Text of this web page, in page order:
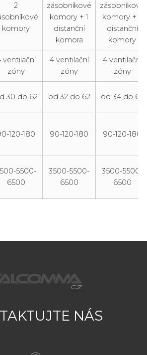
2
komory
zásobníkové
komory + 1
distanční
komora
zásobníkové
komory + 2
distanční
komory
ventilační
zóny
4 ventilační
zóny
4 ventilační
zóny
30 do 62 od 32 do 62 od 34 do 62
120-180 90-120-180 90-120-180
5500-
6500
3500-5500-
6500
3500-5500-
6500
NÁS